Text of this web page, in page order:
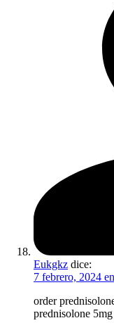
Eukgkz dice:
7 febrero, 2024
order
prednisolone